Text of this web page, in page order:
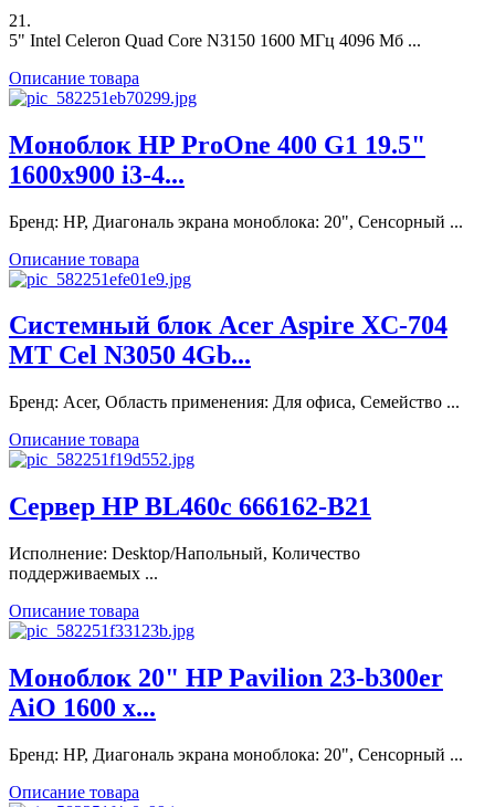
21.
5" Intel Celeron Quad Core N3150 1600 МГц 4096 Мб ...
Описание товара
Моноблок HP ProOne 400 G1 19.5"
1600x900 i3-4...
Бренд: HP, Диагональ экрана моноблока: 20", Сенсорный ...
Описание товара
Системный блок Acer Aspire XC-704
MT Cel N3050 4Gb...
Бренд: Acer, Область применения: Для офиса, Семейство ...
Описание товара
Сервер HP BL460c 666162-B21
Исполнение: Desktop/Напольный, Количество
поддерживаемых ...
Описание товара
Моноблок 20" HP Pavilion 23-b300er
AiO 1600 x...
Бренд: HP, Диагональ экрана моноблока: 20", Сенсорный ...
Описание товара